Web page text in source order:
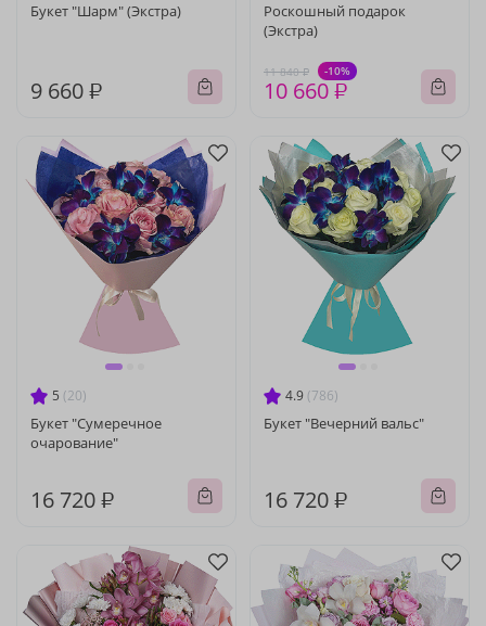
Букет "Шарм" (Экстра)
9 660 ₽
Роскошный подарок
(Экстра)
11 840 ₽ -10%
10 660 ₽
5 (20)
Букет "Сумеречное
очарование"
16 720 ₽
4.9 (786)
Букет "Вечерний вальс"
16 720 ₽